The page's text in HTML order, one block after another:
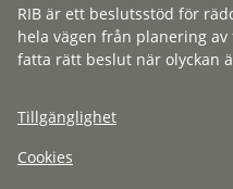
RIB är ett beslutsstöd för
hela vägen från planering
fatta rätt beslut när olyckan
Tillgänglighet
Cookies